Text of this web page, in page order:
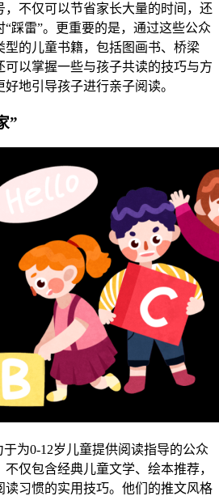
，不仅可以节省家长大量的时间，还
踩雷”。更重要的是，通过这些公众
型的儿童书籍，包括图画书、桥梁
可以掌握一些与孩子共读的技巧与方
地引导孩子进行亲子阅读。
”
为0-12岁儿童提供阅读指导的公众
仅包含经典儿童文学、绘本推荐，
读习惯的实用技巧。他们的推文风格